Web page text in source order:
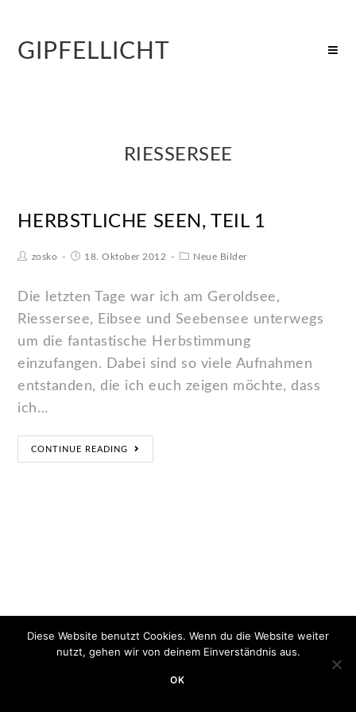
GIPFELLICHT
RIESSERSEE
HERBSTLICHE SEEN, TEIL 1
zosko 18. Oktober 2012 Neue Bilder
Die letzten Tage war ich am Geroldsee,
Riessersee, Eibsee und Seebensee unterwegs
um die fantastische Herbstimmung
einzufangen. Dabei sind so viele Aufnahmen
entstanden, die ich euch zeigen möchte, dass
ich…
CONTINUE READING
Copyright 2020 - Minimum
Diese Website benutzt Cookies. Wenn du die Website weiter
nutzt, gehen wir von deinem Einverständnis aus.
OK